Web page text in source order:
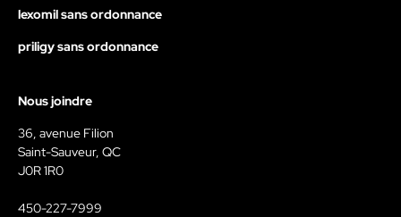
lexomil sans ordonnance
priligy sans ordonnance
Nous joindre
36, avenue Filion
Saint-Sauveur, QC
J0R 1R0
450-227-7999